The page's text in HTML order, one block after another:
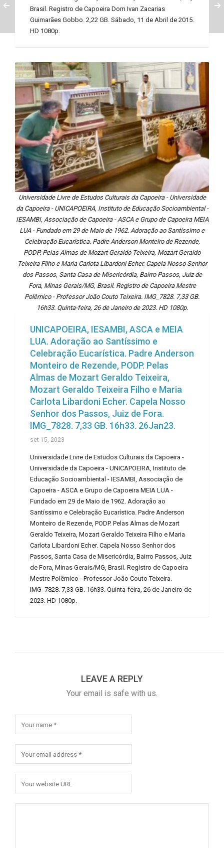
Brasil. Registro de Capoeira Dom Ivan Zacarias
Guimarães Gobbo. 2,22 GB. Sábado, 11 de Abril de 2015.
HD 1080p.
Universidade Livre de Estudos Culturais da Capoeira - Universidade
da Capoeira - UNICAPOEIRA, Instituto de Educação Socioambiental -
IESAMBI, Associação de Capoeira - ASCA e Grupo de Capoeira MEIA
LUA - Fundado em 29 de Maio de 1962. Adoração ao Santíssimo e
Celebração Eucarística. Padre Anderson Monteiro de Rezende,
PODP. Pelas Almas de Mozart Geraldo Teixeira, Mozart Geraldo
Teixeira Filho e Maria Carlota Libardoni Echer. Capela Nosso Senhor
dos Passos, Santa Casa de Misericórdia, Bairro Passos, Juiz de
Fora, Minas Gerais/MG, Brasil. Registro de Capoeira Mestre
Polêmico - Professor João Couto Teixeira. IMG_7828. 7,33 GB.
16h33. Quinta-feira, 26 de Janeiro de 2023. HD 1080p.
UNICAPOEIRA, IESAMBI, ASCA e MEIA
LUA. Adoração ao Santíssimo e
Celebração Eucarística. Padre Anderson
Monteiro de Rezende, PODP. Pelas
Almas de Mozart Geraldo Teixeira,
Mozart Geraldo Teixeira Filho e Maria
Carlota Libardoni Echer. Capela Nosso
Senhor dos Passos, Juiz de Fora.
IMG_7828. 7,33 GB. 16h33. 26Jan23.
set 15, 2023
Universidade Livre de Estudos Culturais da Capoeira -
Universidade da Capoeira - UNICAPOEIRA, Instituto de
Educação Socioambiental - IESAMBI, Associação de
Capoeira - ASCA e Grupo de Capoeira MEIA LUA -
Fundado em 29 de Maio de 1962. Adoração ao
Santíssimo e Celebração Eucarística. Padre Anderson
Monteiro de Rezende, PODP. Pelas Almas de Mozart
Geraldo Teixeira, Mozart Geraldo Teixeira Filho e Maria
Carlota Libardoni Echer. Capela Nosso Senhor dos
Passos, Santa Casa de Misericórdia, Bairro Passos, Juiz
de Fora, Minas Gerais/MG, Brasil. Registro de Capoeira
Mestre Polêmico - Professor João Couto Teixeira.
IMG_7828. 7,33 GB. 16h33. Quinta-feira, 26 de Janeiro de
2023. HD 1080p.
LEAVE A REPLY
Your email is safe with us.